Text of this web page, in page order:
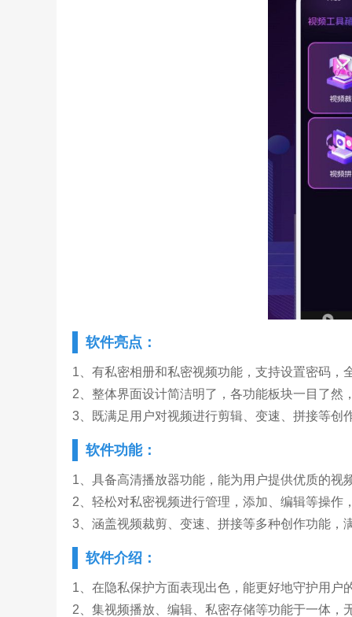
软件亮点：
1、有私密相册和私密视频功能，支持设置密码，
2、整体界面设计简洁明了，各功能板块一目了然
3、既满足用户对视频进行剪辑、变速、拼接等创
软件功能：
1、具备高清播放器功能，能为用户提供优质的视
2、轻松对私密视频进行管理，添加、编辑等操作
3、涵盖视频裁剪、变速、拼接等多种创作功能，
软件介绍：
1、在隐私保护方面表现出色，能更好地守护用户
2、集视频播放、编辑、私密存储等功能于一体，